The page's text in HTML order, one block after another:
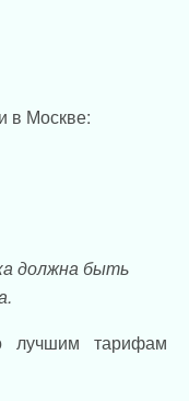
в Москве:
должна быть
лучшим тарифам